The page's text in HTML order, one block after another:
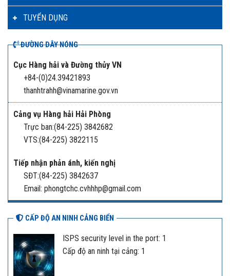
TUYỂN DỤNG
ĐƯỜNG DÂY NÓNG
Cục Hàng hải và Đường thủy VN
+84-(0)24.39421893
thanhtrahh@vinamarine.gov.vn
Cảng vụ Hàng hải Hải Phòng
Trực ban:(84-225) 3842682
VTS:(84-225) 3822115
Tiếp nhận phản ánh, kiến nghị
SĐT:(84-225) 3842637
Email: phongtchc.cvhhhp@gmail.com
CẤP ĐỘ AN NINH CẢNG BIỂN
ISPS security level in the port: 1
Cấp độ an ninh tại cảng: 1